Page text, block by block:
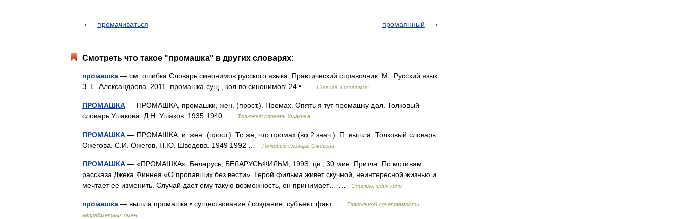
промачиваться промаянный
Смотреть что такое "промашка" в других словарях:
промашка — см. ошибка Словарь синонимов русского языка. Практический справочник. М.: Русский язык.
З. Е. Александрова. 2011. промашка сущ., кол во синонимов: 24 • …
Словарь синонимов
ПРОМАШКА — ПРОМАШКА, промашки, жен. (прост.). Промах. Опять я тут промашку дал. Толковый
словарь Ушакова. Д.Н. Ушаков. 1935 1940 …
Толковый словарь Ушакова
ПРОМАШКА — ПРОМАШКА, и, жен. (прост.). То же, что промах (во 2 знач.). П. вышла. Толковый словарь
Ожегова. С.И. Ожегов, Н.Ю. Шведова. 1949 1992 …
Толковый словарь Ожегова
ПРОМАШКА — «ПРОМАШКА», Беларусь, БЕЛАРУСЬФИЛЬМ, 1993, цв., 30 мин. Притча. По мотивам
рассказа Джека Финнея «О пропавших без вести». Герой фильма живет скучной, неинтересной жизнью и
мечтает ее изменить. Случай дает ему такую возможность, он принимает… …
Энциклопедия кино
промашка — вышла промашка • существование / создание, субъект, факт …
Глагольной сочетаемости
непредметных имён